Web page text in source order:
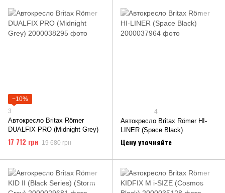
−10%
3
Автокресло Britax Römer
DUALFIX PRO (Midnight Grey)
17 712 грн 19 680 грн
4
Автокресло Britax Römer HI-
LINER (Space Black)
Цену уточняйте